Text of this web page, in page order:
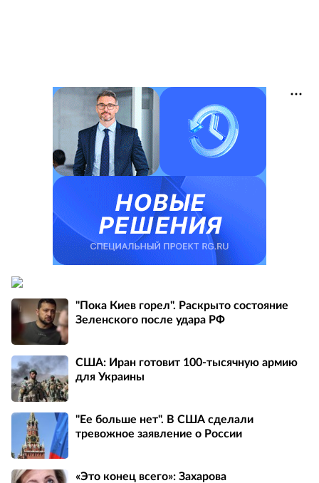
"Пока Киев горел". Раскрыто состояние
Зеленского после удара РФ
США: Иран готовит 100-тысячную армию
для Украины
"Ее больше нет". В США сделали
тревожное заявление о России
«Это конец всего»: Захарова